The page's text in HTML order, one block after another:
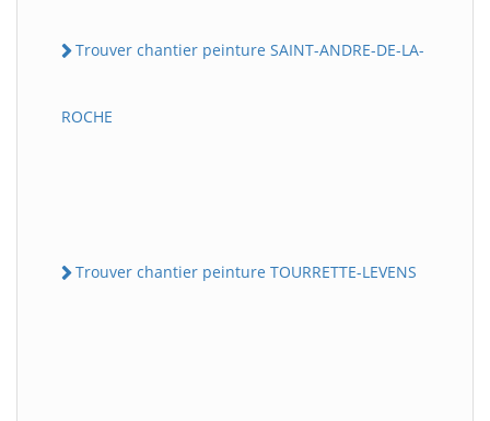
Trouver chantier peinture SAINT-ANDRE-DE-LA-
ROCHE
Trouver chantier peinture TOURRETTE-LEVENS